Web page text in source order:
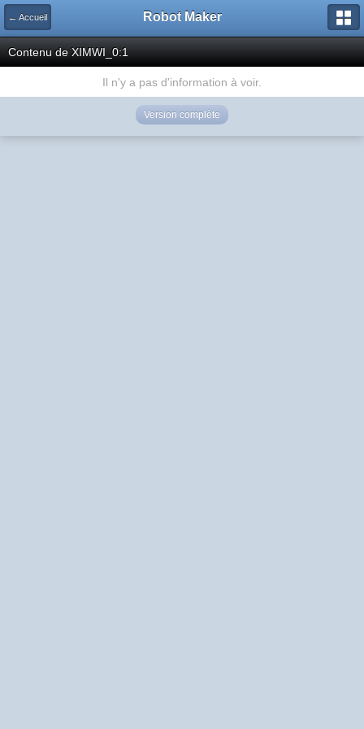
← Accueil Robot Maker
Contenu de XIMWI_0:1
Il n'y a pas d'information à voir.
Version complète